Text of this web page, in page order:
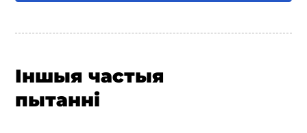
Іншыя частыя
пытанні